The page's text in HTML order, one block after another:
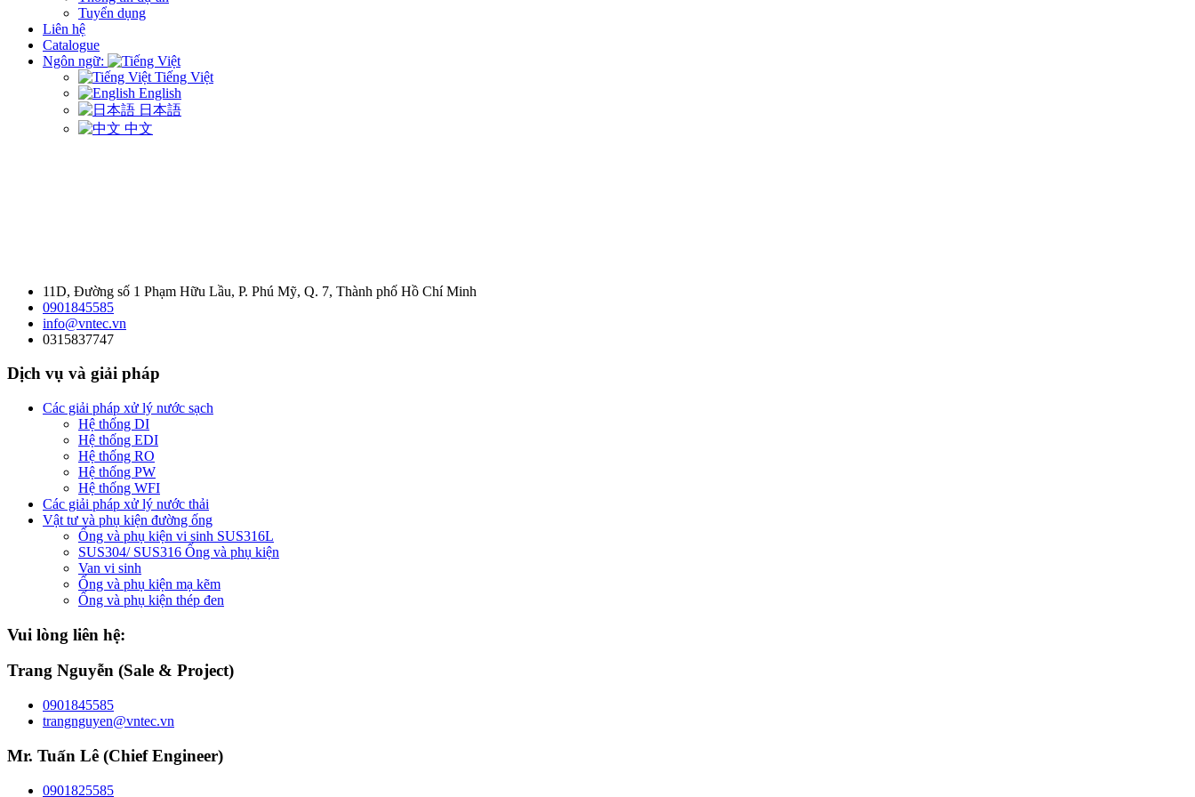
Tuyển dụng
Liên hệ
Catalogue
Ngôn ngữ:
Tiếng Việt
English
日本語
中文
11D, Đường số 1 Phạm Hữu Lầu, P. Phú Mỹ, Q. 7, Thành phố Hồ Chí Minh
0901845585
info@vntec.vn
0315837747
Dịch vụ và giải pháp
Các giải pháp xử lý nước sạch
Hệ thống DI
Hệ thống EDI
Hệ thống RO
Hệ thống PW
Hệ thống WFI
Các giải pháp xử lý nước thải
Vật tư và phụ kiện đường ống
Ống và phụ kiện vi sinh SUS316L
SUS304/ SUS316 Ống và phụ kiện
Van vi sinh
Ống và phụ kiện mạ kẽm
Ống và phụ kiện thép đen
Vui lòng liên hệ:
Trang Nguyễn (Sale & Project)
0901845585
trangnguyen@vntec.vn
Mr. Tuấn Lê (Chief Engineer)
0901825585